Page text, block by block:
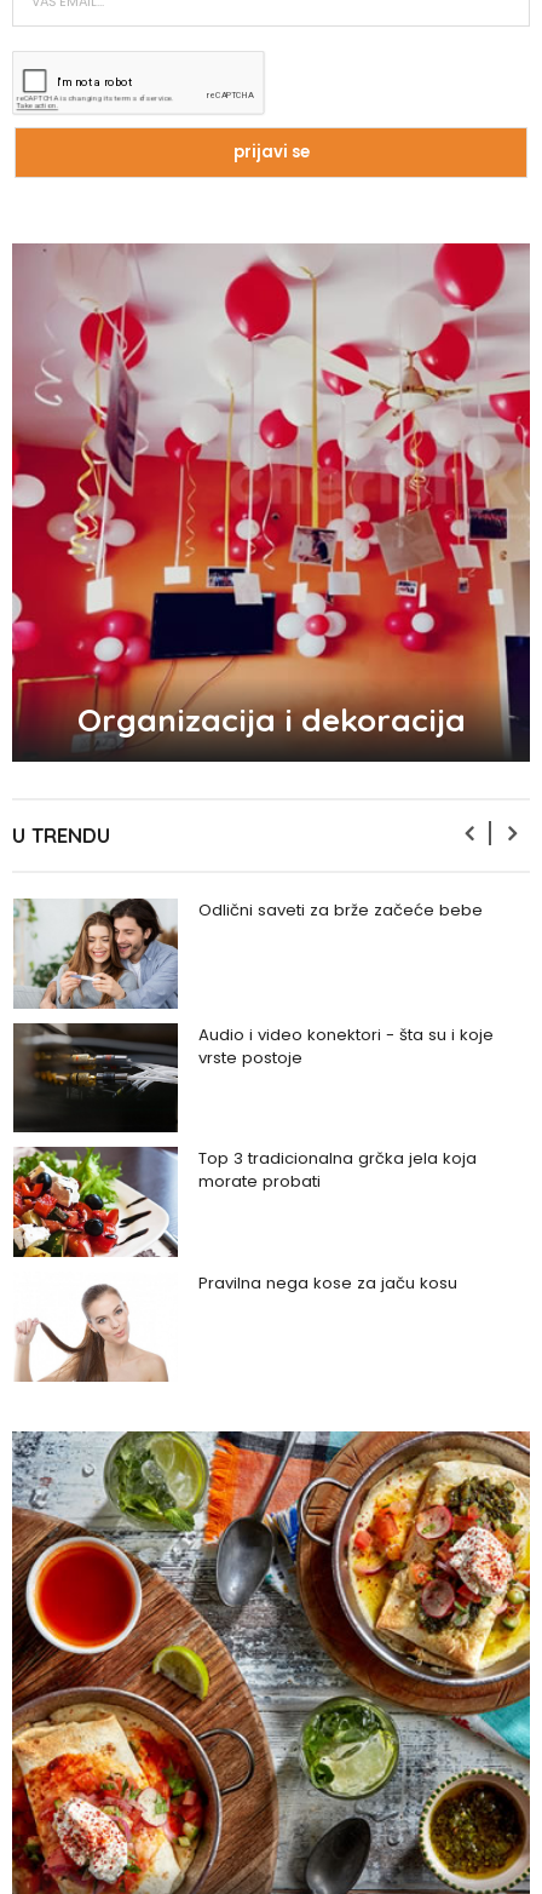
Organizacija i dekoracija
U TRENDU
Zašto trpimo loše veze i okolnosti koje
nam štete?
Zašto se seksualni život gasi kako
prolaze godine braka?
5 načina kako da pobedite stres
Odlični saveti za brže začeće bebe
Audio i video konektori - šta su i koje
vrste postoje
Top 3 tradicionalna grčka jela koja
morate probati
Pravilna nega kose za jaču kosu
Šta su policistični jajnici i kako rešiti ovaj
problem?
Zašto trpimo loše veze i okolnosti koje
nam štete?
Zašto se seksualni život gasi kako
prolaze godine braka?